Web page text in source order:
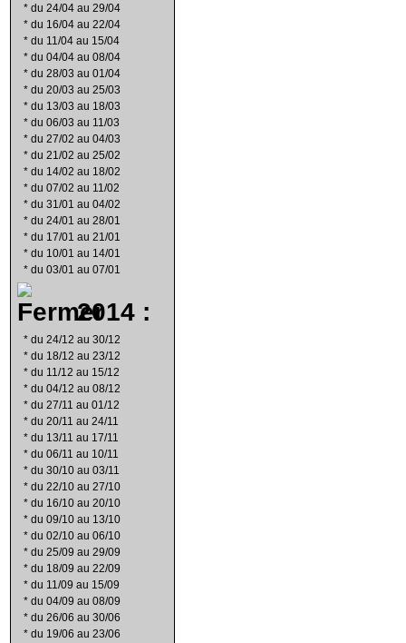
* du 24/04 au 29/04
* du 16/04 au 22/04
* du 11/04 au 15/04
* du 04/04 au 08/04
* du 28/03 au 01/04
* du 20/03 au 25/03
* du 13/03 au 18/03
* du 06/03 au 11/03
* du 27/02 au 04/03
* du 21/02 au 25/02
* du 14/02 au 18/02
* du 07/02 au 11/02
* du 31/01 au 04/02
* du 24/01 au 28/01
* du 17/01 au 21/01
* du 10/01 au 14/01
* du 03/01 au 07/01
2014 :
* du 24/12 au 30/12
* du 18/12 au 23/12
* du 11/12 au 15/12
* du 04/12 au 08/12
* du 27/11 au 01/12
* du 20/11 au 24/11
* du 13/11 au 17/11
* du 06/11 au 10/11
* du 30/10 au 03/11
* du 22/10 au 27/10
* du 16/10 au 20/10
* du 09/10 au 13/10
* du 02/10 au 06/10
* du 25/09 au 29/09
* du 18/09 au 22/09
* du 11/09 au 15/09
* du 04/09 au 08/09
* du 26/06 au 30/06
* du 19/06 au 23/06